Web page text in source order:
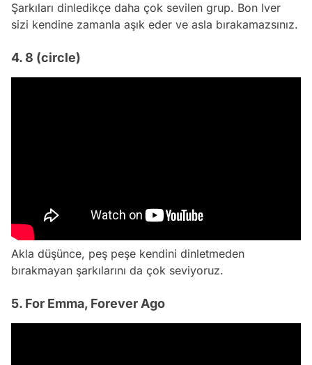
Şarkıları dinledikçe daha çok sevilen grup. Bon Iver
sizi kendine zamanla aşık eder ve asla bırakamazsınız.
4. 8 (circle)
Akla düşünce, peş peşe kendini dinletmeden
bırakmayan şarkılarını da çok seviyoruz.
5. For Emma, Forever Ago